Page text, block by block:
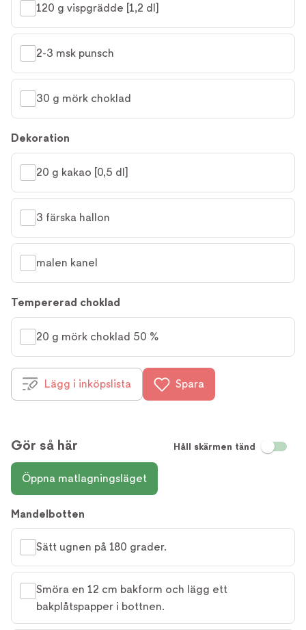
120 g vispgrädde [1,2 dl]
2-3 msk punsch
30 g mörk choklad
Dekoration
20 g kakao [0,5 dl]
3 färska hallon
malen kanel
Tempererad choklad
20 g mörk choklad 50 %
Lägg i inköpslista Spara
Gör så här Håll skärmen tänd
Öppna matlagningsläget
Mandelbotten
Sätt ugnen på 180 grader.
Smöra en 12 cm bakform och lägg ett
bakplåtspapper i bottnen.